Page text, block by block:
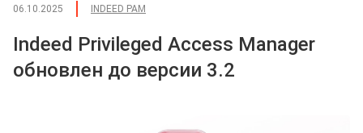
06.10.2025 INDEED PAM
Indeed Privileged Access Manager
обновлен до версии 3.2